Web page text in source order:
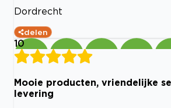
Dordrecht
delen
10
Mooie producten, vriendelijke
levering